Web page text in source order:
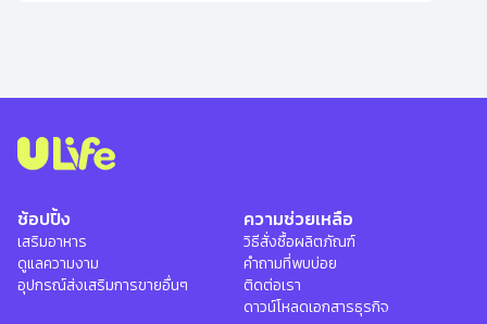
ช้อปปิ้ง
เสริมอาหาร
ดูแลความงาม
อุปกรณ์ส่งเสริมการขายอื่นๆ
ความช่วยเหลือ
วิธีสั่งซื้อผลิตภัณฑ์
คำถามที่พบบ่อย
ติดต่อเรา
ดาวน์โหลดเอกสารธุรกิจ